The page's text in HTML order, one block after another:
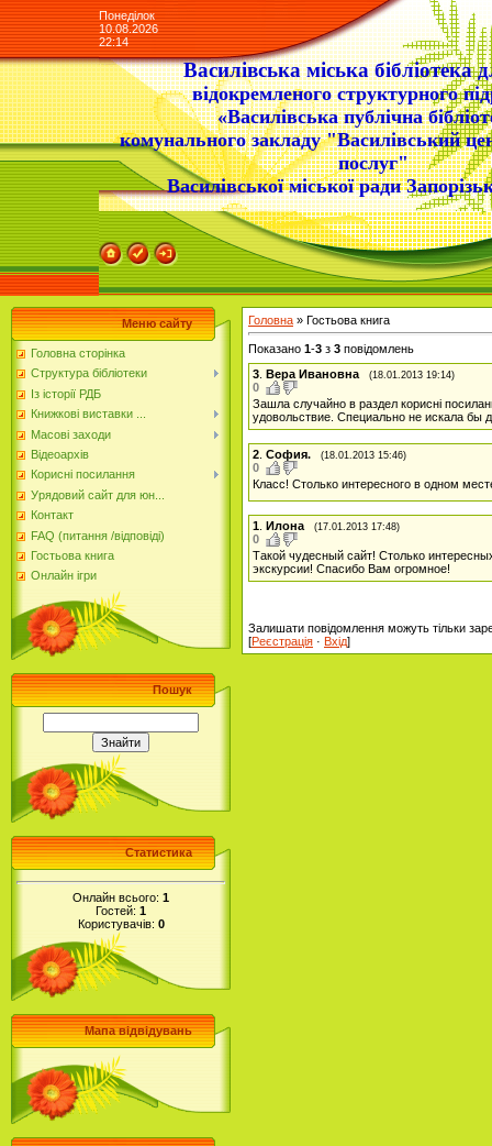
Понеділок
10.08.2026
22:14
Василівська міська бібліотека
відокремленого структурного
«Василівська публічна
комунального закладу "Василівський
послуг"
Василівської міської ради
Меню сайту
Головна сторінка
Структура бібліотеки
Із історії РДБ
Книжкові виставки ...
Масові заходи
Відеоархів
Корисні посилання
Урядовий сайт для юн...
Контакт
FAQ (питання /відповіді)
Гостьова книга
Онлайн ігри
Пошук
Статистика
Онлайн всього: 1
Гостей: 1
Користувачів: 0
Мапа відвідувань
Головна » Гостьова книга
Показано 1-3 з 3 повідомлень
3 Вера Ивановна (18.01.2013 19:14)
0
Зашла случайно в раздел корисні
удовольствие. Специально не искала бы
2 София. (18.01.2013 15:46)
0
Класс! Столько интересного в одном
1 Илона (17.01.2013 17:48)
0
Такой чудесный сайт! Столько
экскурсии! Спасибо Вам огромное!
Залишати повідомлення можуть тільки
[Реєстрація · Вхід]